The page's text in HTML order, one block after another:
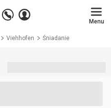
Zadzwoń
+48 71 771 76 55
Zaloguj
Menu
Viehhofen Śniadanie